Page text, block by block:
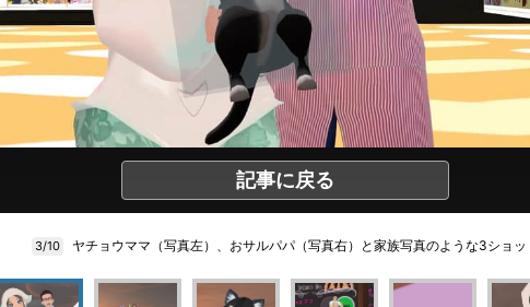
記事に戻る
3/10 ヤチョウママ（写真左）、おサルパパ（写真右）と家族写真のような3ショッ